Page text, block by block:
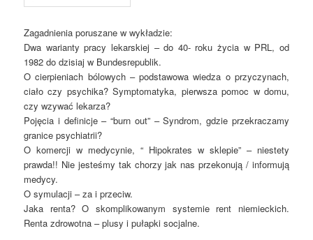
Zagadnienia poruszane w wykładzie:
Dwa warianty pracy lekarskiej – do 40- roku życia w PRL, od
1982 do dzisiaj w Bundesrepublik.
O cierpieniach bólowych – podstawowa wiedza o przyczynach,
ciało czy psychika? Symptomatyka, pierwsza pomoc w domu,
czy wzywać lekarza?
Pojęcia i definicje – “burn out” – Syndrom, gdzie przekraczamy
granice psychiatrii?
O komercji w medycynie, “ Hipokrates w sklepie” – niestety
prawda!! Nie jesteśmy tak chorzy jak nas przekonują / informują
medycy.
O symulacji – za i przeciw.
Jaka renta? O skomplikowanym systemie rent niemieckich.
Renta zdrowotna – plusy i pułapki socjalne.